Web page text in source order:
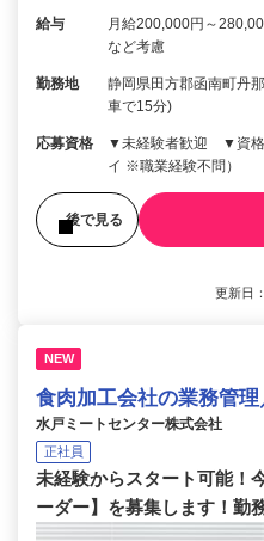
給与
月給200,000円～
など考慮
勤務地
静岡県田方郡函南町丹
車で15分)
応募資格
▼未経験者歓迎 ▼資
イ ※職業経験不問）
後で見る
更新日
NEW
食肉加工会社の業務管
水戸ミートセンター株式会社
正社員
未経験からスタート可能！
ーダー】を募集します！勤